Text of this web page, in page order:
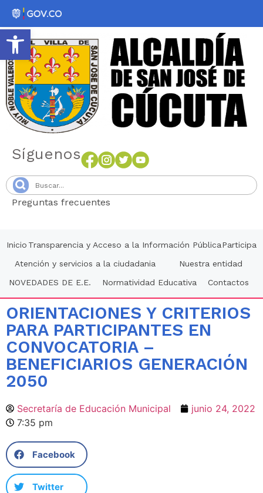
Abrir barra de herramientas
Síguenos
Preguntas frecuentes
Inicio Transparencia y Acceso a la Información PúblicaParticipa
Atención y servicios a la ciudadania
Nuestra entidad
NOVEDADES DE E.E.
Normatividad Educativa Contactos
ORIENTACIONES Y CRITERIOS
PARA PARTICIPANTES EN
CONVOCATORIA –
BENEFICIARIOS GENERACIÓN
2050
Secretaría de Educación Municipal
junio 24, 2022
7:35 pm
Facebook
Twitter